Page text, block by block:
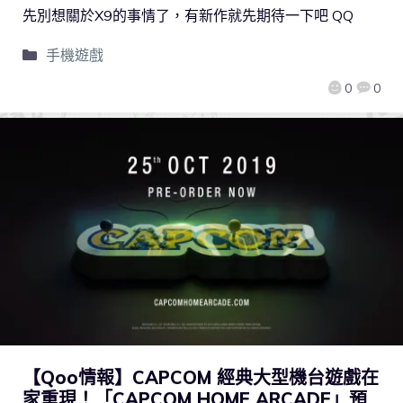
0 0
先別想關於X9的事情了，有新作就先期待一下吧 QQ
手機遊戲
【Qoo情報】CAPCOM 經典大型機台遊戲在